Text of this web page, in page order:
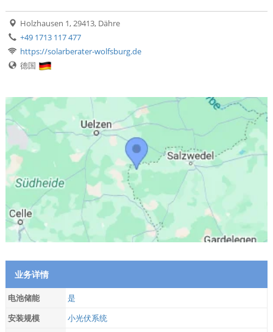
Holzhausen 1, 29413, Dähre
+49 1713 117 477
https://solarberater-wolfsburg.de
德国
业务详情
电池储能
是
安装规模
小光伏系统